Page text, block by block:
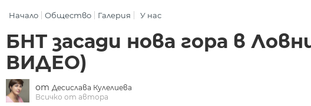
Начало Общество Галерия У нас
БНТ засади нова гора в
ВИДЕО)
от Десислава Кулелиева
Всичко от автора